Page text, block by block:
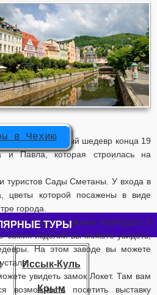
архитектурный шедевр конца 19
и Павла, которая строилась на
туристов Сады Сметаны. У входа в
цветы которой посажены в виде
города.
из хрусталя можно наблюдать в
самих изделий вы можете увидеть,
На этом заводе вы можете
увидеть замок Локет. Там вам
возможность посетить выставку
в Чехию
ТУРЫ
Иссык-Куль
Крым